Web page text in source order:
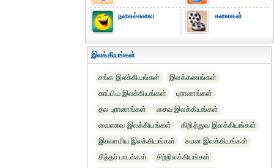
நகைச்சுவை கலைகள்
இலக்கியங்கள்
சங்க இலக்கியங்கள்
இலக்கணங்கள்
காப்பிய இலக்கியங்கள்
புராணங்கள்
தல புராணங்கள்
சைவ இலக்கியங்கள்
வைணவ இலக்கியங்கள்
கிறித்துவ இலக்கியங்கள்
இசுலாமிய இலக்கியங்கள்
சமன இலக்கியங்கள்
சித்தர் பாடல்கள்
சிற்றிலக்கியங்கள்